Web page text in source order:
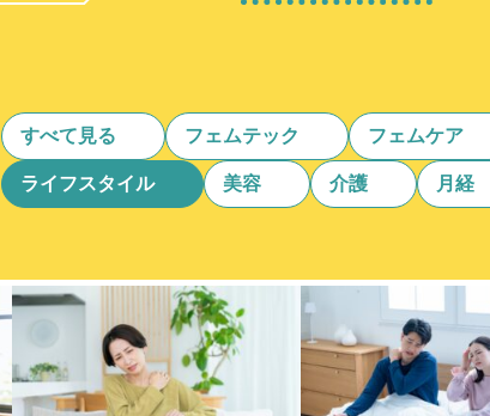
すべて見る フェムテック フェムケア
ライフスタイル 美容 介護 月経